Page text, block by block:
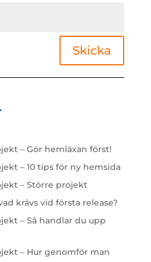
Skicka
– Gör hemläxan först!
– 10 tips för ny hemsida
– Större projekt
krävs vid första release?
– Så handlar du upp
– Hur genomför man